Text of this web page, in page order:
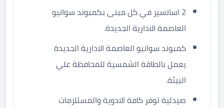
2 اسانسير في كل مبنى بكمبوند سوانيو
العاصمة الادارية الجديدة.
كمبوند سوانيو العاصمة الادارية الجديدة
يعمل بالطاقة الشمسية للمحافظة علي
البيئة.
صيدلية توفر كافة الادوية والمستلزمات